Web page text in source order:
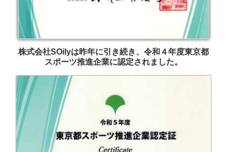
株式会社SOilyは昨年に引き続き、令和４年度東京都
スポーツ推進企業に認定されました。